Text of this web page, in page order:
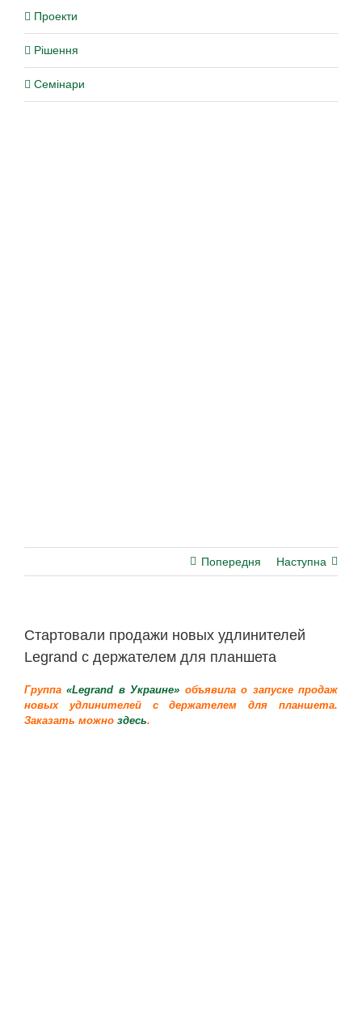
Попередня Наступна
Стартовали продажи новых удлинителей
Legrand с держателем для планшета
Группа«Legrand в Украине» объявила о запуске продаж
новых удлинителей с держателем для планшета.
Заказать можно здесь.
Проекти
Рішення
Семінари